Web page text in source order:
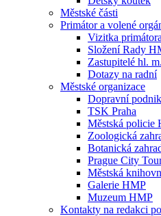
Městské části
Primátor a volené
Vizitka primátora
Složení Rady
Zastupitelé hl.
Dotazy na radní
Městské organizace
Dopravní
TSK Praha
Městská policie
Zoologická
Botanická
Prague City
Městská
Galerie HMP
Muzeum HMP
Kontakty na redakci